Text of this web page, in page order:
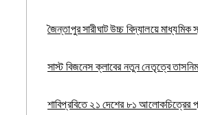
জৈন্তাপুর সারীঘাট উচ্চ বিদ্যালয়ে
সাস্ট বিজনেস ক্লাবের নতুন নেতৃত্বে
শাবিপ্রবিতে ২১ দেশের ৮১ আলোকচিত্রের